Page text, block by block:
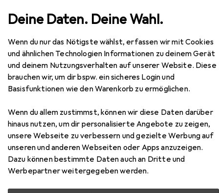
Deine Daten. Deine Wahl.
Wenn du nur das Nötigste wählst, erfassen wir mit Cookies
und ähnlichen Technologien Informationen zu deinem Gerät
und deinem Nutzungsverhalten auf unserer Website. Diese
brauchen wir, um dir bspw. ein sicheres Login und
Basisfunktionen wie den Warenkorb zu ermöglichen.
Wenn du allem zustimmst, können wir diese Daten darüber
hinaus nutzen, um dir personalisierte Angebote zu zeigen,
unsere Webseite zu verbessern und gezielte Werbung auf
unseren und anderen Webseiten oder Apps anzuzeigen.
Dazu können bestimmte Daten auch an Dritte und
Werbepartner weitergegeben werden.
Hammerbacher Sitz-Steh-Schreibtisch VXBHM
EUR
766,50
HammerbacherSitz-Steh-
Schreibtisch VXBHM
Zubehör für Hammerbacher
Sitz-Steh-Schreibtisch VXBHM
Hier findest du passendes Zubehör zum Produkt
Hammerbacher Sitz-Steh-Schreibtisch VXBHM aus den